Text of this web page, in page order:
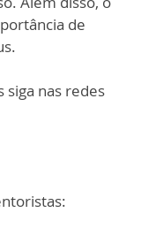
de
siga nas redes